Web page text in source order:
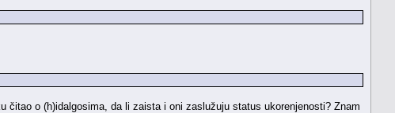
o (h)idalgosima, da li zaista i oni zaslužuju status ukorenjenosti? Znam